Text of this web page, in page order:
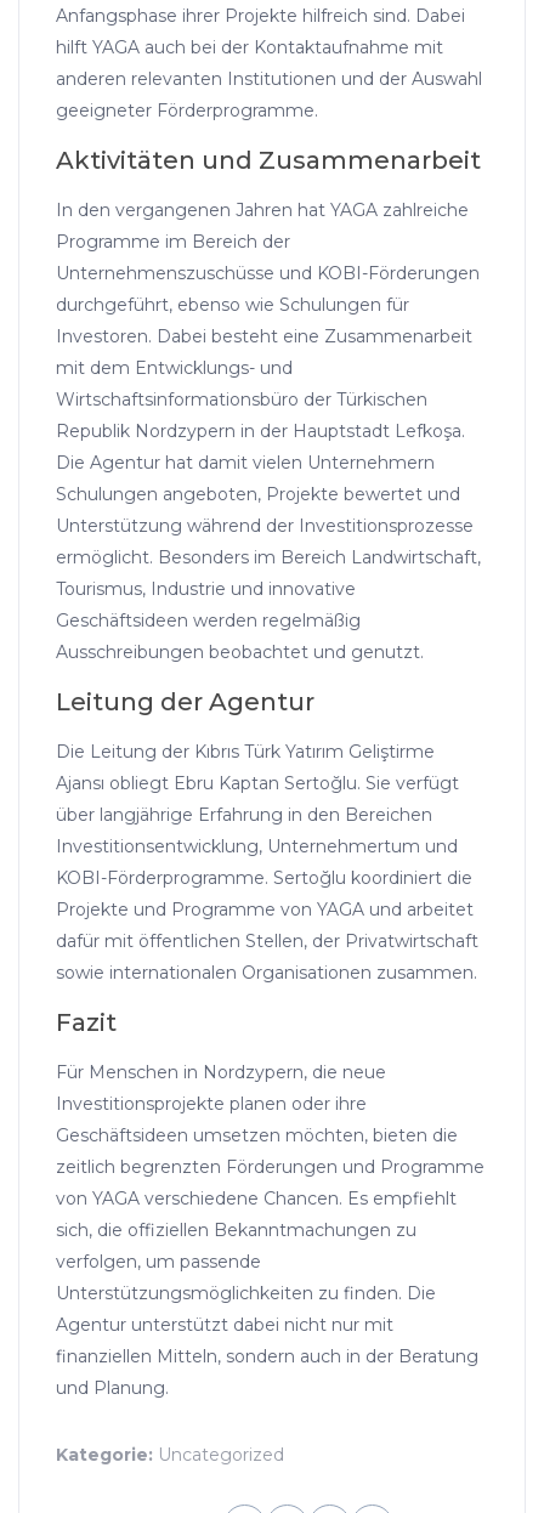
Anfangsphase ihrer Projekte hilfreich sind. Dabei
hilft YAGA auch bei der Kontaktaufnahme mit
anderen relevanten Institutionen und der Auswahl
geeigneter Förderprogramme.
Aktivitäten und Zusammenarbeit
In den vergangenen Jahren hat YAGA zahlreiche
Programme im Bereich der
Unternehmenszuschüsse und KOBI-Förderungen
durchgeführt, ebenso wie Schulungen für
Investoren. Dabei besteht eine Zusammenarbeit
mit dem Entwicklungs- und
Wirtschaftsinformationsbüro der Türkischen
Republik Nordzypern in der Hauptstadt Lefkoşa.
Die Agentur hat damit vielen Unternehmern
Schulungen angeboten, Projekte bewertet und
Unterstützung während der Investitionsprozesse
ermöglicht. Besonders im Bereich Landwirtschaft,
Tourismus, Industrie und innovative
Geschäftsideen werden regelmäßig
Ausschreibungen beobachtet und genutzt.
Leitung der Agentur
Die Leitung der Kıbrıs Türk Yatırım Geliştirme
Ajansı obliegt Ebru Kaptan Sertoğlu. Sie verfügt
über langjährige Erfahrung in den Bereichen
Investitionsentwicklung, Unternehmertum und
KOBI-Förderprogramme. Sertoğlu koordiniert die
Projekte und Programme von YAGA und arbeitet
dafür mit öffentlichen Stellen, der Privatwirtschaft
sowie internationalen Organisationen zusammen.
Fazit
Für Menschen in Nordzypern, die neue
Investitionsprojekte planen oder ihre
Geschäftsideen umsetzen möchten, bieten die
zeitlich begrenzten Förderungen und Programme
von YAGA verschiedene Chancen. Es empfiehlt
sich, die offiziellen Bekanntmachungen zu
verfolgen, um passende
Unterstützungsmöglichkeiten zu finden. Die
Agentur unterstützt dabei nicht nur mit
finanziellen Mitteln, sondern auch in der Beratung
und Planung.
Kategorie: Uncategorized